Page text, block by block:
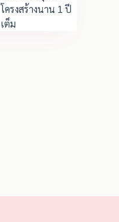
โครงสร้างนาน 1 ปี
เต็ม